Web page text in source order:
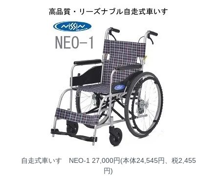
自走式車いす NEO-1 27,000円(本体24,545円、税2,455
円)